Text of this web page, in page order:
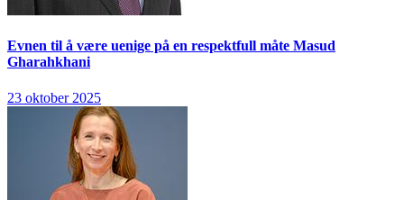
Evnen til å være uenige på en respektfull måte Masud
Gharahkhani
23 oktober 2025